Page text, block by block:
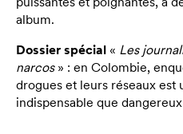
album.
Dossier spécial « Les
narcos» : en Colombie,
drogues et leurs réseaux est
indispensable que